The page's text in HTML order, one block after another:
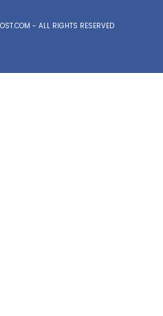
- ALL RIGHTS RESERVED